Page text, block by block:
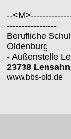
--
-----------------
Berufliche
Oldenburg
- Außenstelle
23738
www.bbs-old.de